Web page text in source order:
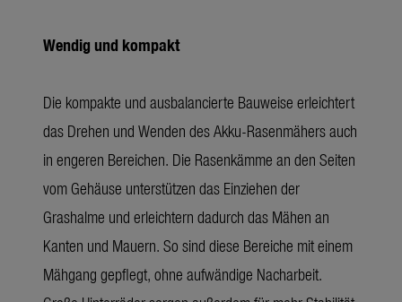
Wendig und kompakt
Die kompakte und ausbalancierte Bauweise erleichtert
das Drehen und Wenden des Akku-Rasenmähers auch
in engeren Bereichen. Die Rasenkämme an den Seiten
vom Gehäuse unterstützen das Einziehen der
Grashalme und erleichtern dadurch das Mähen an
Kanten und Mauern. So sind diese Bereiche mit einem
Mähgang gepflegt, ohne aufwändige Nacharbeit.